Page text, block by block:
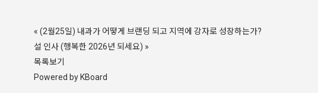
« (2월25일) 내과가 어떻게 브랜딩 되고 지역에 강자로 성장하는가?
설 인사 (행복한 2026년 되세요) »
목록보기
Powered by KBoard